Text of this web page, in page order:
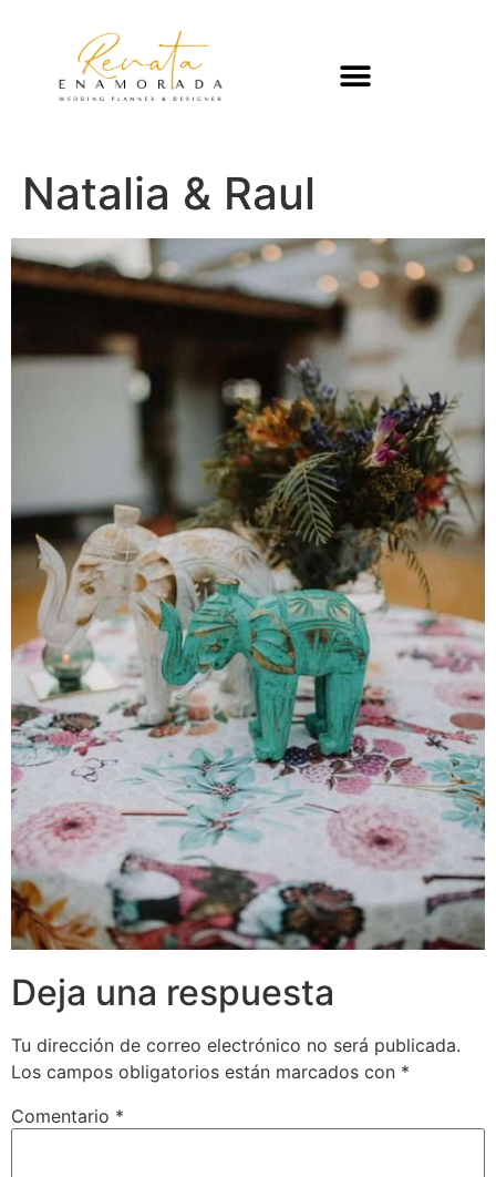
Natalia & Raul
Deja una respuesta
Tu dirección de correo electrónico no será publicada.
Los campos obligatorios están marcados con *
Comentario *